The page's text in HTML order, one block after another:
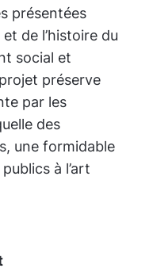
présentées
de l’histoire du
social et
préserve
par les
des
une formidable
à l’art